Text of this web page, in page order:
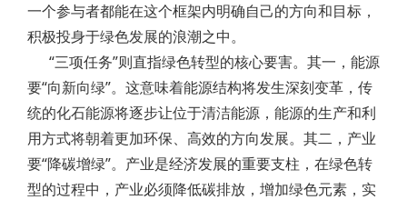
一个参与者都能在这个框架内明确自己的方向和目标，
积极投身于绿色发展的浪潮之中。
“三项任务”则直指绿色转型的核心要害。其一，能源
要“向新向绿”。这意味着能源结构将发生深刻变革，传
统的化石能源将逐步让位于清洁能源，能源的生产和利
用方式将朝着更加环保、高效的方向发展。其二，产业
要“降碳增绿”。产业是经济发展的重要支柱，在绿色转
型的过程中，产业必须降低碳排放，增加绿色元素，实